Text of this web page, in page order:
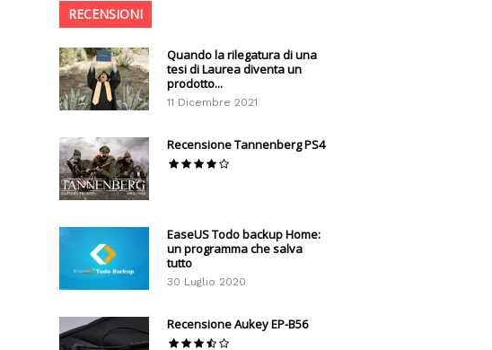
RECENSIONI
Quando la rilegatura di una
tesi di Laurea diventa un
prodotto...
11 Dicembre 2021
Recensione Tannenberg PS4
EaseUS Todo backup Home:
un programma che salva
tutto
30 Luglio 2020
Recensione Aukey EP-B56